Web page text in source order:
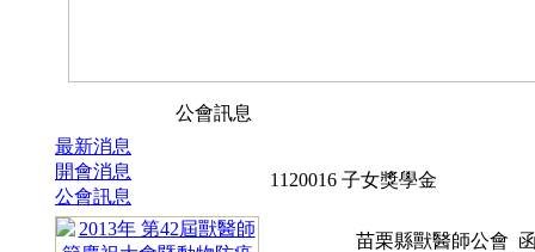
公會訊息
最新消息
開會消息
公會訊息
1120016 子女獎學金
苗栗縣獸醫師公會